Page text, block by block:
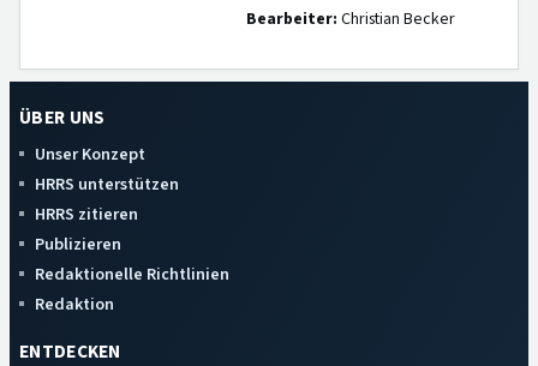
Bearbeiter: Christian Becker
ÜBER UNS
Unser Konzept
HRRS unterstützen
HRRS zitieren
Publizieren
Redaktionelle Richtlinien
Redaktion
ENTDECKEN